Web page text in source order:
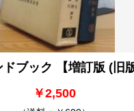
ブック 【増訂版 (旧版
￥2,500